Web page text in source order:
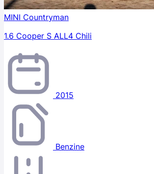
MINI Countryman
1.6 Cooper S ALL4 Chili
2015
Benzine